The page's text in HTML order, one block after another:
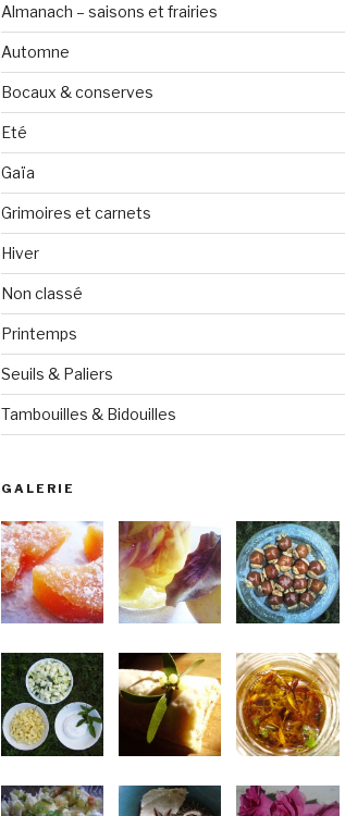
Almanach – saisons et frairies
Automne
Bocaux & conserves
Eté
Gaïa
Grimoires et carnets
Hiver
Non classé
Printemps
Seuils & Paliers
Tambouilles & Bidouilles
GALERIE